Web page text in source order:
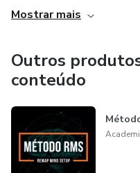
patamar. Com nossos
clique. O desejo de
Não perca mais tempo.
estamos aqui, prontos
de crescimento pessoal.
para os próximos níveis
Sua jornada rumo ao seu
Mostrar mais
Outros
conteúdo